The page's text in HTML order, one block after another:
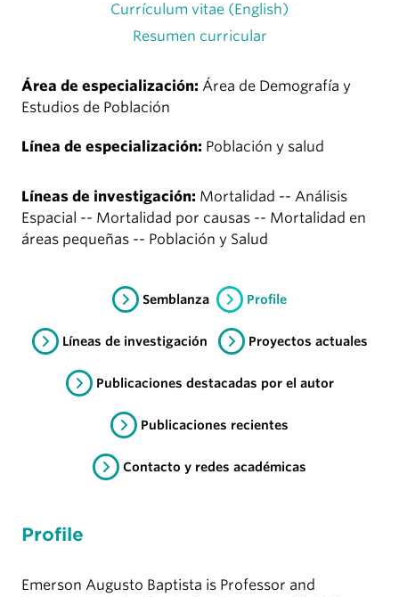
Currículum vitae (English)
Resumen curricular
Área de especialización: Área de Demografía y
Estudios de Población
Línea de especialización: Población y salud
Líneas de investigación: Mortalidad -- Análisis
Espacial -- Mortalidad por causas -- Mortalidad en
áreas pequeñas -- Población y Salud
Semblanza Profile
Líneas de investigación Proyectos actuales
Publicaciones destacadas por el autor
Publicaciones recientes
Contacto y redes académicas
Profile
Emerson Augusto Baptista is Professor and